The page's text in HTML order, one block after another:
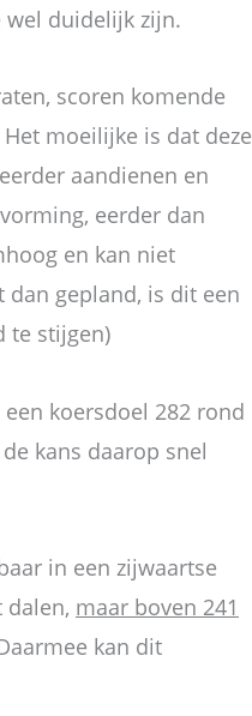
wel duidelijk zijn.
scoren komende
moeilijke is dat deze
aandienen en
eerder dan
en kan niet
gepland, is dit een
te stijgen)
koersdoel 282 rond
kans daarop snel
in een zijwaartse
dalen, maar boven 241
kan dit